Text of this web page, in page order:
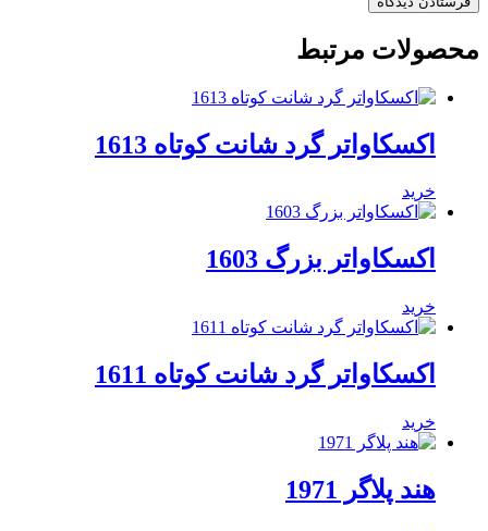
محصولات مرتبط
اکسکاواتر گرد شانت کوتاه 1613
خرید
اکسکاواتر بزرگ 1603
خرید
اکسکاواتر گرد شانت کوتاه 1611
خرید
هند پلاگر 1971